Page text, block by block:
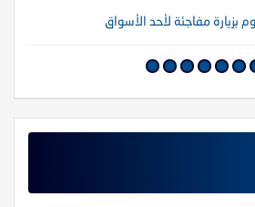
بزيارة مفاجئة لأحد الأسواق